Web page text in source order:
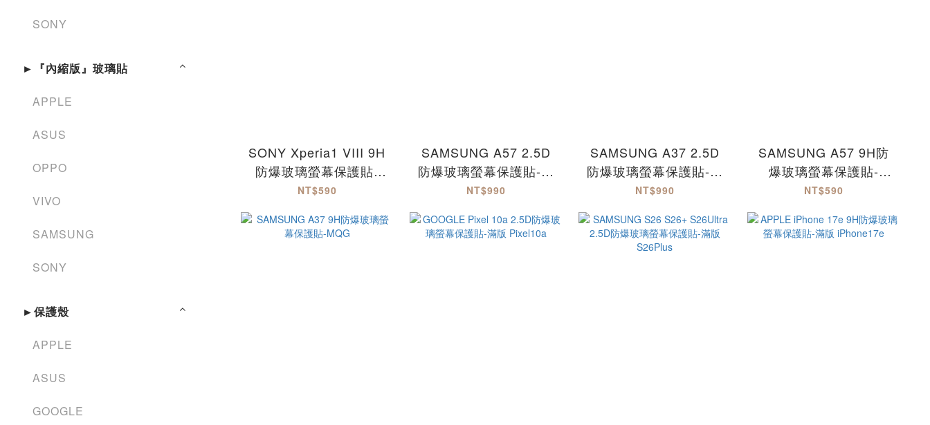
SONY
►『內縮版』玻璃貼
APPLE
ASUS
OPPO
VIVO
SAMSUNG
SONY
►保護殼
APPLE
ASUS
GOOGLE
SONY Xperia1 VIII 9H
防爆玻璃螢幕保護貼-
MQG Xperia1VIII
NT$590
SAMSUNG A57 2.5D
防爆玻璃螢幕保護貼-滿
版
NT$990
SAMSUNG A37 2.5D
防爆玻璃螢幕保護貼-滿
版
NT$990
SAMSUNG A57 9H防
爆玻璃螢幕保護貼-
MQG
NT$590